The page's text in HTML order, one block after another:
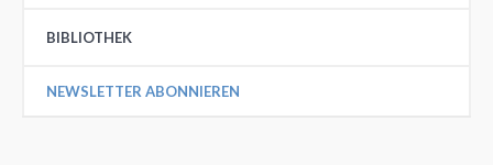
BIBLIOTHEK
NEWSLETTER ABONNIEREN